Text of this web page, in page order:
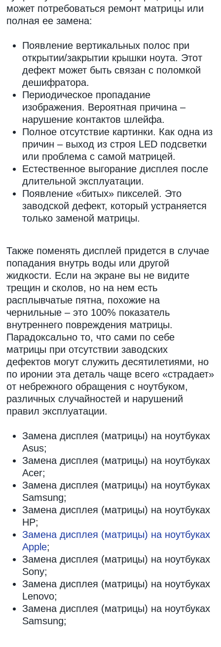
может потребоваться ремонт матрицы или
полная ее замена:
Появление вертикальных полос при
открытии/закрытии крышки ноута. Этот
дефект может быть связан с поломкой
дешифратора.
Периодическое пропадание
изображения. Вероятная причина –
нарушение контактов шлейфа.
Полное отсутствие картинки. Как одна из
причин – выход из строя LED подсветки
или проблема с самой матрицей.
Естественное выгорание дисплея после
длительной эксплуатации.
Появление «битых» пикселей. Это
заводской дефект, который устраняется
только заменой матрицы.
Также поменять дисплей придется в случае
попадания внутрь воды или другой
жидкости. Если на экране вы не видите
трещин и сколов, но на нем есть
расплывчатые пятна, похожие на
чернильные – это 100% показатель
внутреннего повреждения матрицы.
Парадоксально то, что сами по себе
матрицы при отсутствии заводских
дефектов могут служить десятилетиями, но
по иронии эта деталь чаще всего «страдает»
от небрежного обращения с ноутбуком,
различных случайностей и нарушений
правил эксплуатации.
Замена дисплея (матрицы) на ноутбуках
Asus;
Замена дисплея (матрицы) на ноутбуках
Acer;
Замена дисплея (матрицы) на ноутбуках
Samsung;
Замена дисплея (матрицы) на ноутбуках
HP;
Замена дисплея (матрицы) на ноутбуках
Apple;
Замена дисплея (матрицы) на ноутбуках
Sony;
Замена дисплея (матрицы) на ноутбуках
Lenovo;
Замена дисплея (матрицы) на ноутбуках
Samsung;